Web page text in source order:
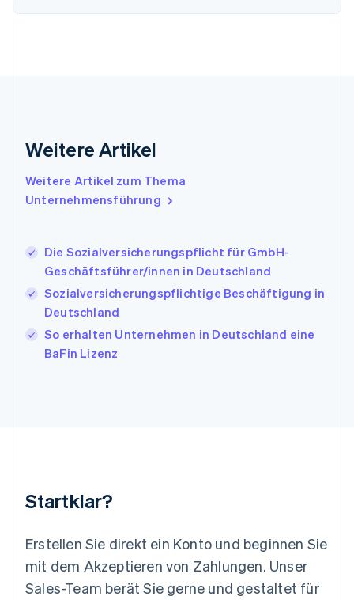
Weitere Artikel
Weitere Artikel zum Thema
Unternehmensführung
Die Sozialversicherungspflicht für GmbH-
Geschäftsführer/innen in Deutschland
Sozialversicherungspflichtige Beschäftigung in
Deutschland
So erhalten Unternehmen in Deutschland eine
BaFin Lizenz
Startklar?
Erstellen Sie direkt ein Konto und beginnen Sie
mit dem Akzeptieren von Zahlungen. Unser
Sales-Team berät Sie gerne und gestaltet für
EnglishSvenska
English
English
Italien
日本語 English
EnglishFrançais
Kroatien
EnglishItaliano
English
Liechtenstein
English
Español English
Neuseeland
English
Niederlande